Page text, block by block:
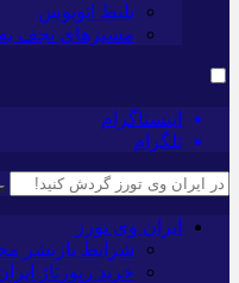
بلیط اتوبوس
مسیرهای نجف به
اینستاگرام
تلگرام
ایران وی تورز
شرایط بازنشر
خرید رپورتاژ